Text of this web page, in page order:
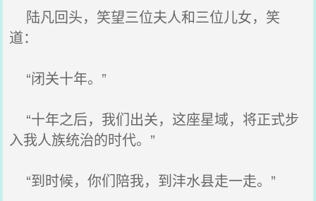
陆凡回头，笑望三位夫人和三位儿女，笑
道：
“闭关十年。”
“十年之后，我们出关，这座星域，将正式步
入我人族统治的时代。”
“到时候，你们陪我，到沣水县走一走。”